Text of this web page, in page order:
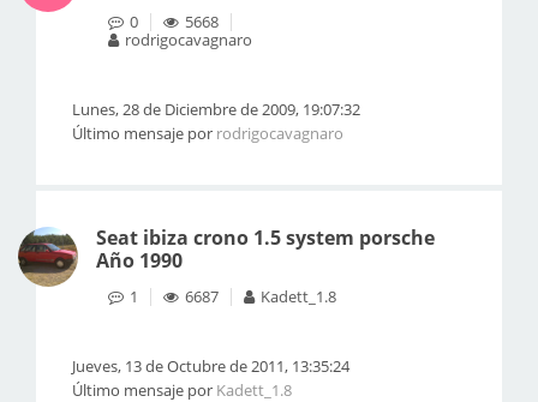
0
5668
rodrigocavagnaro
Lunes, 28 de Diciembre de 2009, 19:07:32
Último mensaje por rodrigocavagnaro
Seat ibiza crono 1.5 system porsche
Año 1990
1 6687 Kadett_1.8
Jueves, 13 de Octubre de 2011, 13:35:24
Último mensaje por Kadett_1.8